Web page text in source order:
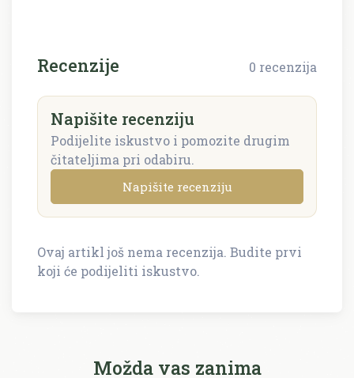
Recenzije 0 recenzija
Napišite recenziju
Podijelite iskustvo i pomozite drugim
čitateljima pri odabiru.
Napišite recenziju
Napišite recenziju
Ovaj artikl još nema recenzija. Budite prvi
koji će podijeliti iskustvo.
Možda vas zanima